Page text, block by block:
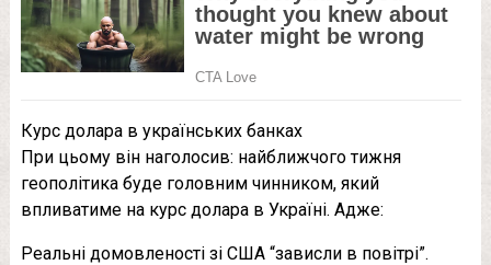
Курс долара в українських банках
При цьому він наголосив: найближчого тижня
геополітика буде головним чинником, який
впливатиме на курс долара в Україні. Адже:
Реальні домовленості зі США “зависли в повітрі”.